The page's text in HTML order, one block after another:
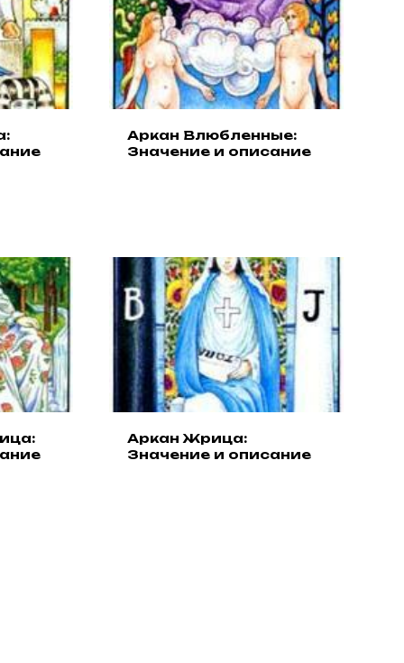
Аркан Влюбленные:
Значение и описание
Аркан Жрица:
Значение и описание